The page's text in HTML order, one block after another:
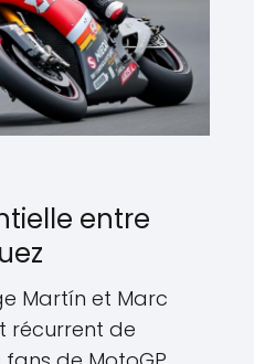
entre
Martín et Marc
récurrent de